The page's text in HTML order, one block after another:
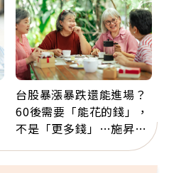
台股暴漲暴跌還能進場？
60後需要「能花的錢」，
不是「更多錢」…施昇
輝：退休族最適合這種股
票